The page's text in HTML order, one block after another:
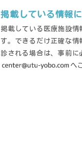
掲載している情報
掲載している医療施設
す。できるだけ正確な
診される場合は、事前
へ